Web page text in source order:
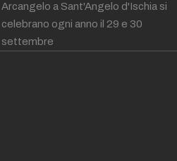
Arcangelo a Sant'Angelo d'Ischia si
celebrano ogni anno il 29 e 30
settembre